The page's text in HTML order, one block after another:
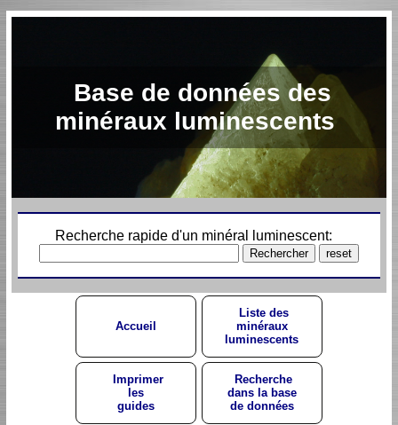
Base de données des
minéraux luminescents
Recherche rapide d'un minéral luminescent:
Accueil
Liste des
minéraux
luminescents
Imprimer
les
guides
Recherche
dans la base
de données